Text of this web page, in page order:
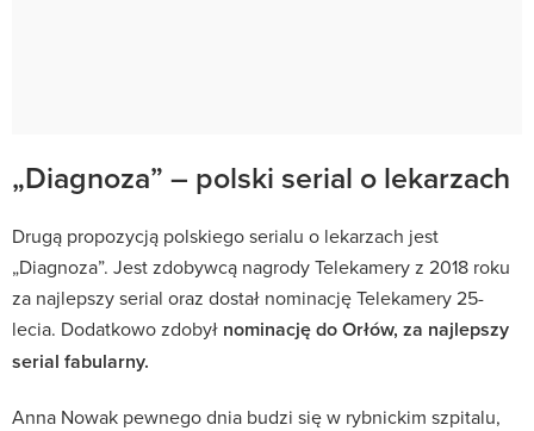
„Diagnoza” – polski serial o lekarzach
Drugą propozycją polskiego serialu o lekarzach jest
„Diagnoza”. Jest zdobywcą nagrody Telekamery z 2018 roku
za najlepszy serial oraz dostał nominację Telekamery 25-
lecia. Dodatkowo zdobył nominację do Orłów, za najlepszy
serial fabularny.
Anna Nowak pewnego dnia budzi się w rybnickim szpitalu,